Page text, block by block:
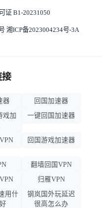
证 B1-20231050
湘ICP备2023004234号-3A
接
器
回国加速器
戏加
一键回国加速器
回国游戏加速器
翻墙回国VPN
归雁VPN
用什
钢岚国外玩延迟
很高怎么办